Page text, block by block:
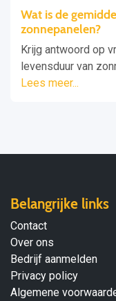
Wat is de
zonnepanelen?
Krijg antwoord op
levensduur van
Lees meer...
Belangrijke links
Contact
Over ons
Bedrijf aanmelden
Privacy policy
Algemene